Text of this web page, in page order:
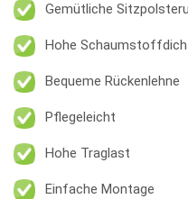
Gemütliche
Hohe
Bequeme Rückenlehne
Pflegeleicht
Hohe Traglast
Einfache Montage